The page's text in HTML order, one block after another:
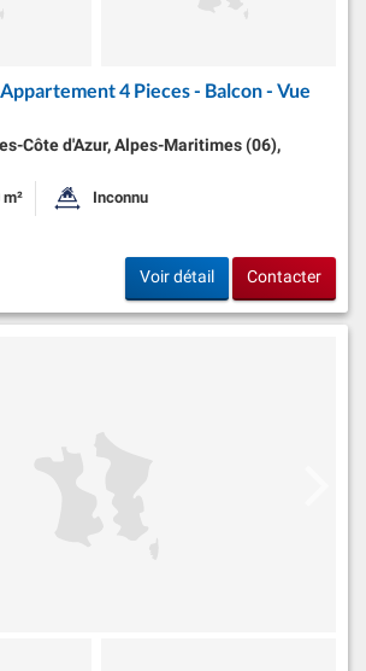
4 Pieces - Balcon - Vue
Côte d'Azur, Alpes-Maritimes (06),
habitable:
m² Superficie du terrain:
Inconnu
Voir détail Contacter